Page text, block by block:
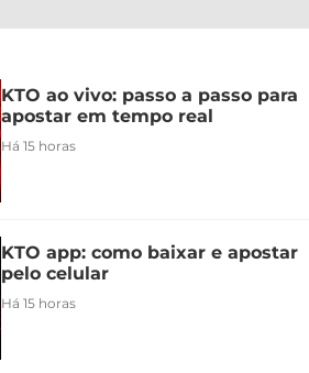
KTO ao vivo: passo a passo para
apostar em tempo real
Há 15 horas
KTO app: como baixar e apostar
pelo celular
Há 15 horas